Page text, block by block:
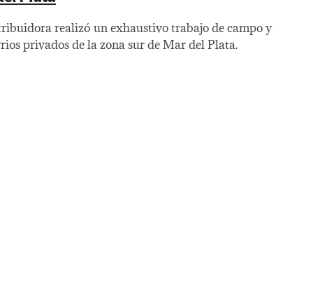
realizó un exhaustivo trabajo de campo y
privados de la zona sur de Mar del Plata.